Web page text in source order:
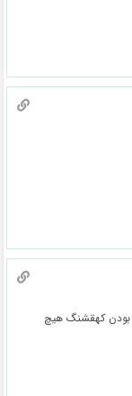
بودن کهقشنگ هیچ